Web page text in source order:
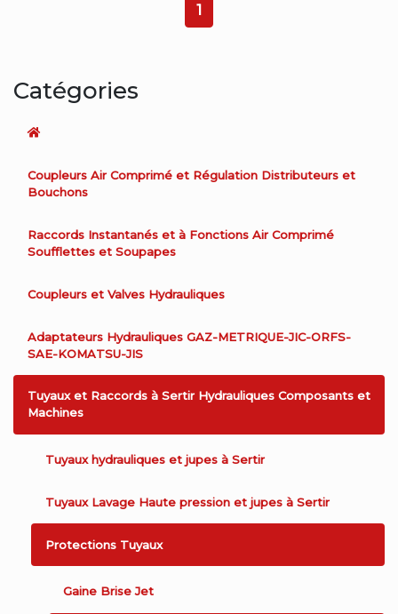
1
Catégories
Coupleurs Air Comprimé et Régulation Distributeurs et
Bouchons
Raccords Instantanés et à Fonctions Air Comprimé
Soufflettes et Soupapes
Coupleurs et Valves Hydrauliques
Adaptateurs Hydrauliques GAZ-METRIQUE-JIC-ORFS-
SAE-KOMATSU-JIS
Tuyaux et Raccords à Sertir Hydrauliques Composants et
Machines
Tuyaux hydrauliques et jupes à Sertir
Tuyaux Lavage Haute pression et jupes à Sertir
Protections Tuyaux
Gaine Brise Jet